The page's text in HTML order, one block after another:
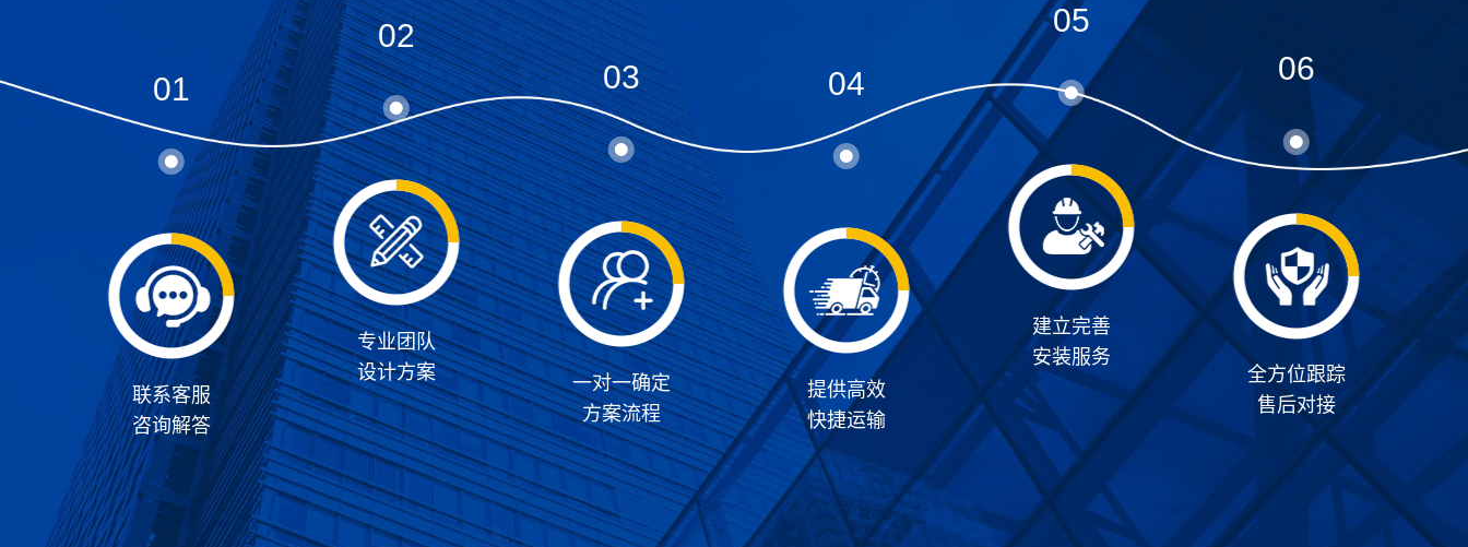
01
联系客服
咨询解答
02
专业团队
设计方案
03
一对一确定
方案流程
04
提供高效
快捷运输
05
建立完善
安装服务
06
全方位跟踪
售后对接